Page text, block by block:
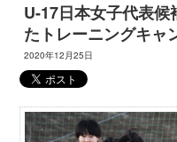
U-17日本女子代表
たトレーニングキャ
2020年12月25日